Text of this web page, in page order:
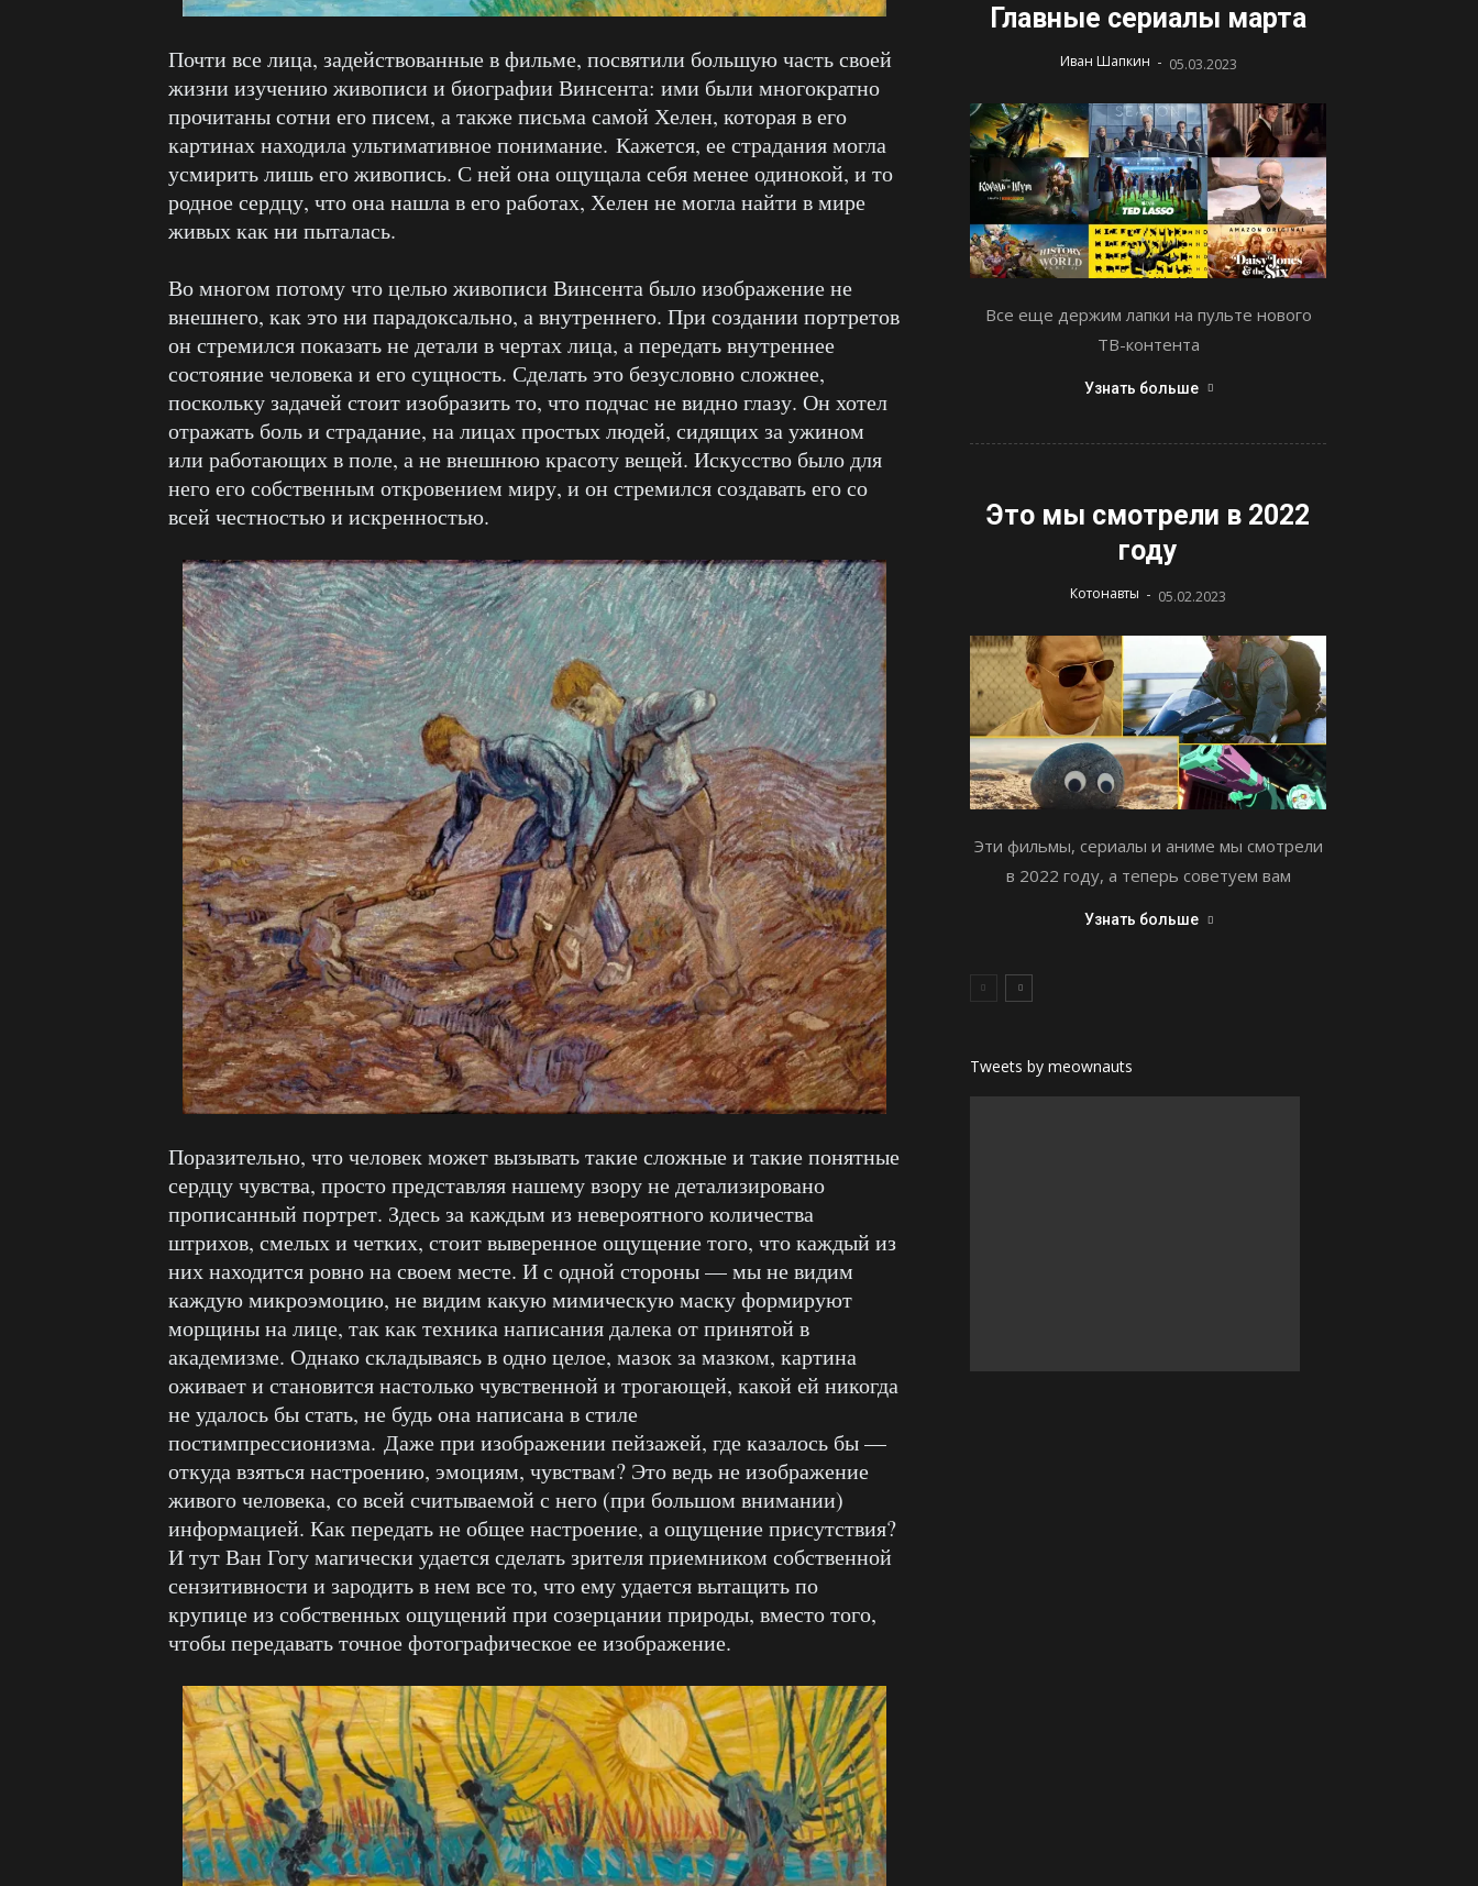
Почти все лица, задействованные в фильме, посвятили большую часть своей
жизни изучению живописи и биографии Винсента: ими были многократно
прочитаны сотни его писем, а также письма самой Хелен, которая в его
картинах находила ультимативное понимание. Кажется, ее страдания могла
усмирить лишь его живопись. С ней она ощущала себя менее одинокой, и то
родное сердцу, что она нашла в его работах, Хелен не могла найти в мире
живых как ни пыталась.
Во многом потому что целью живописи Винсента было изображение не
внешнего, как это ни парадоксально, а внутреннего. При создании портретов
он стремился показать не детали в чертах лица, а передать внутреннее
состояние человека и его сущность. Сделать это безусловно сложнее,
поскольку задачей стоит изобразить то, что подчас не видно глазу. Он хотел
отражать боль и страдание, на лицах простых людей, сидящих за ужином
или работающих в поле, а не внешнюю красоту вещей. Искусство было для
него его собственным откровением миру, и он стремился создавать его со
всей честностью и искренностью.
Поразительно, что человек может вызывать такие сложные и такие понятные
сердцу чувства, просто представляя нашему взору не детализировано
прописанный портрет. Здесь за каждым из невероятного количества
штрихов, смелых и четких, стоит выверенное ощущение того, что каждый из
них находится ровно на своем месте. И с одной стороны — мы не видим
каждую микроэмоцию, не видим какую мимическую маску формируют
морщины на лице, так как техника написания далека от принятой в
академизме. Однако складываясь в одно целое, мазок за мазком, картина
оживает и становится настолько чувственной и трогающей, какой ей никогда
не удалось бы стать, не будь она написана в стиле
постимпрессионизма. Даже при изображении пейзажей, где казалось бы —
откуда взяться настроению, эмоциям, чувствам? Это ведь не изображение
живого человека, со всей считываемой с него (при большом внимании)
информацией. Как передать не общее настроение, а ощущение присутствия?
И тут Ван Гогу магически удается сделать зрителя приемником собственной
сензитивности и зародить в нем все то, что ему удается вытащить по
крупице из собственных ощущений при созерцании природы, вместо того,
чтобы передавать точное фотографическое ее изображение.
Главные сериалы марта
Иван Шапкин - 05.03.2023
Все еще держим лапки на пульте нового
ТВ-контента
Узнать больше
Это мы смотрели в 2022
году
Котонавты - 05.02.2023
Эти фильмы, сериалы и аниме мы смотрели
в 2022 году, а теперь советуем вам
Узнать больше
Tweets by meownauts